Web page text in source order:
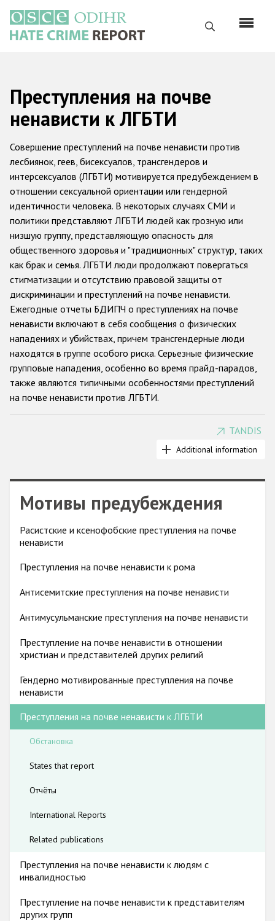
основному
содержанию
Поиск
Русский
Main
navigation
Главная
О нас
Наш мандат
Наша методология
Карта сайта
Часто задаваемые вопросы
Данные о преступлениях на почве ненависти
Racist and xenophobic hate crime
Anti-Roma hate crime
Anti-Semitic hate crime
Anti-Muslim hate crime
Anti-Christian hate crime
Other hate crime based on religion or belief
Anti-LGBTI hate crime
Проекты БДИПЧ
Организации гражданского общества
Преступления на почве
ненависти к ЛГБТИ
Совершение преступлений на почве ненависти против
лесбиянок, геев, бисексуалов, трансгендеров и
интерсексуалов (ЛГБТИ) мотивируется предубеждением в
отношении сексуальной ориентации или гендерной
идентичности человека. В некоторых случаях СМИ и
политики представляют ЛГБТИ людей как грозную или
низшую группу, представляющую опасность для
общественного здоровья и "традиционных" структур, таких
как брак и семья. ЛГБТИ люди продолжают повергаться
стигматизации и отсутствию правовой защиты от
дискриминации и преступлений на почве ненависти.
Ежегодные отчеты БДИПЧ о преступлениях на почве
ненависти включают в себя сообщения о физических
нападениях и убийствах, причем трансгендерные люди
находятся в группе особого риска. Серьезные физические
групповые нападения, особенно во время прайд-парадов,
также являются типичными особенностями преступлений
на почве ненависти против ЛГБТИ.
Применяется различная практика регистрации таких
случаев: в некоторых странах преступления на почве
годы заметно увеличилось. Отчеты, которые такие НПО
недоверие к властям, а также нежелание или страх
раскрывать свою настоящую сексуальную ориентацию или
гендерную идентичность способствуют существенному
ненависти, направленных против этой группы.
TANDIS
Additional information
Мотивы предубеждения
Расистские и ксенофобские преступления на почве
ненависти
Преступления на почве ненависти к рома
Антисемитские преступления на почве ненависти
Антимусульманские преступления на почве ненависти
Преступление на почве ненависти в отношении
христиан и представителей других религий
Гендерно мотивированные преступления на почве
ненависти
Преступления на почве ненависти к ЛГБТИ
Обстановка
States that report
Отчёты
International Reports
Related publications
Преступления на почве ненависти к людям с
инвалидностью
Преступление на почве ненависти к представителям
других групп